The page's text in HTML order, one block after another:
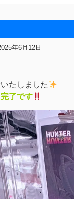
年6月12日
たしました
了です